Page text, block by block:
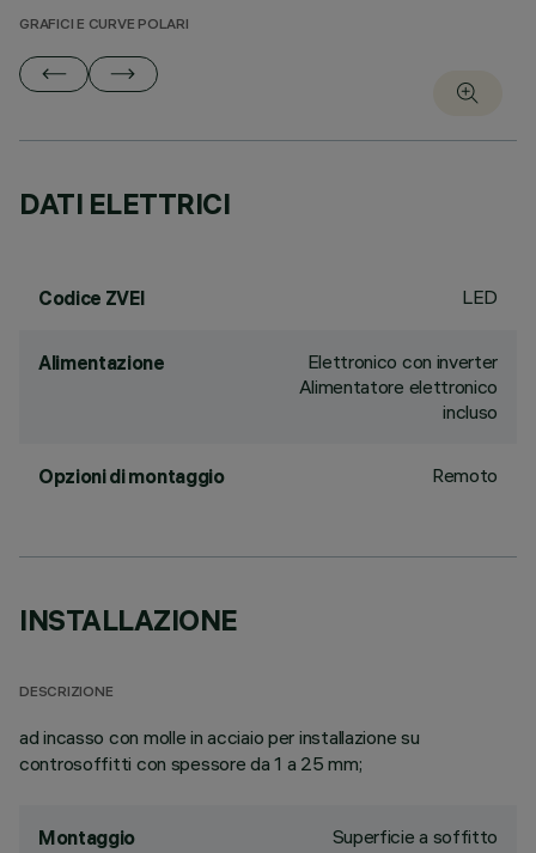
GRAFICI E CURVE POLARI
DATI ELETTRICI
Codice ZVEI LED
Alimentazione
Elettronico con inverter
Alimentatore elettronico
incluso
Opzioni di montaggio Remoto
INSTALLAZIONE
DESCRIZIONE
ad incasso con molle in acciaio per installazione su
controsoffitti con spessore da 1 a 25 mm;
Montaggio Superficie a soffitto